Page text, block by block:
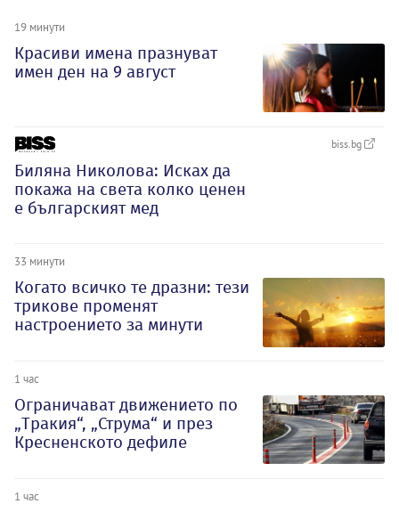
19 минути
Красиви имена празнуват
имен ден на 9 август
biss.bg
Биляна Николова: Исках да
покажа на света колко ценен
е българският мед
33 минути
Когато всичко те дразни: тези
трикове променят
настроението за минути
1 час
Ограничават движението по
„Тракия“, „Струма“ и през
Кресненското дефиле
1 час